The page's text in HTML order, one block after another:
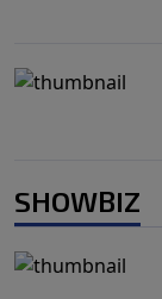
SHOWBIZ